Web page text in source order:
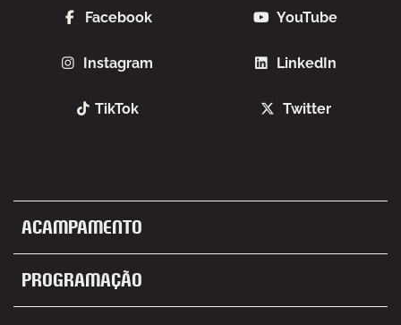
Facebook YouTube
Instagram LinkedIn
TikTok Twitter
Acampamento
Programação